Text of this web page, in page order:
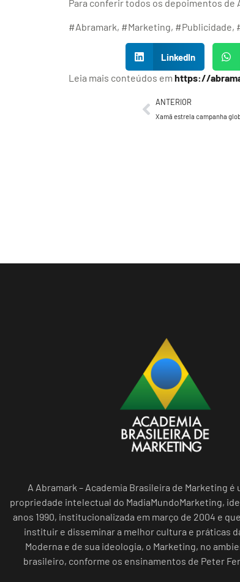
Para conferir todos os depoimentos de
#Abramark, #Marketing, #Publicidade,
LinkedIn
Leia mais conteúdos em https://
ANTERIOR
A Abramark – Academia Brasileira de Marketing é
propriedade intelectual do MadiaMundoMarketing,
anos 1990, institucionalizada em março de 2004 e
instituir e disseminar a melhor cultura e práticas
Moderna e de sua ideologia, o Marketing, no
brasileiro, conforme os ensinamentos de Peter